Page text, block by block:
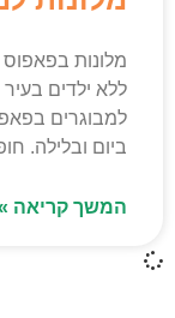
מלונות
ללא ילדים
למבוגרים
ביום ובלילה.
המשך קריאה